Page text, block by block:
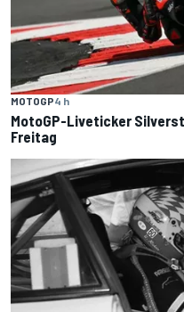
MOTOGP4 h
MotoGP-Liveticker
Freitag